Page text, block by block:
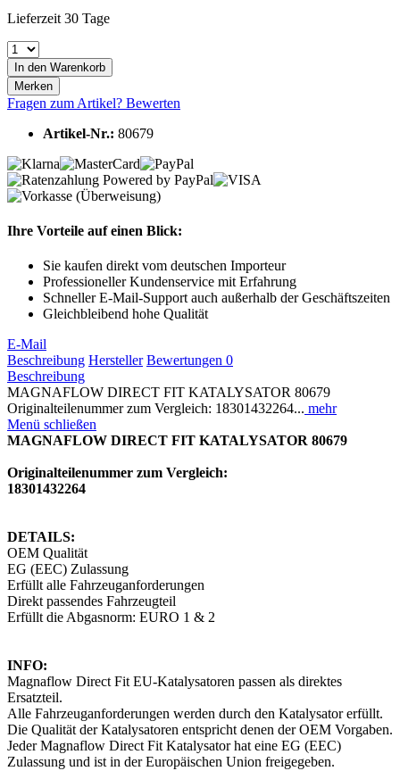
Lieferzeit 30 Tage
In den Warenkorb
Merken
Fragen zum Artikel? Bewerten
Artikel-Nr.: 80679
Ihre Vorteile auf einen Blick:
Sie kaufen direkt vom deutschen Importeur
Professioneller Kundenservice mit Erfahrung
Schneller E-Mail-Support auch außerhalb der Geschäftszeiten
Gleichbleibend hohe Qualität
E-Mail
Beschreibung Hersteller Bewertungen 0
Beschreibung
MAGNAFLOW DIRECT FIT KATALYSATOR 80679
Originalteilenummer zum Vergleich: 18301432264... mehr
Menü schließen
MAGNAFLOW DIRECT FIT KATALYSATOR 80679
Originalteilenummer zum Vergleich:
18301432264
DETAILS:
OEM Qualität
EG (EEC) Zulassung
Erfüllt alle Fahrzeuganforderungen
Direkt passendes Fahrzeugteil
Erfüllt die Abgasnorm: EURO 1 & 2
INFO:
Magnaflow Direct Fit EU-Katalysatoren passen als direktes
Ersatzteil.
Alle Fahrzeuganforderungen werden durch den Katalysator erfüllt.
Die Qualität der Katalysatoren entspricht denen der OEM Vorgaben.
Jeder Magnaflow Direct Fit Katalysator hat eine EG (EEC)
Zulassung und ist in der Europäischen Union freigegeben.